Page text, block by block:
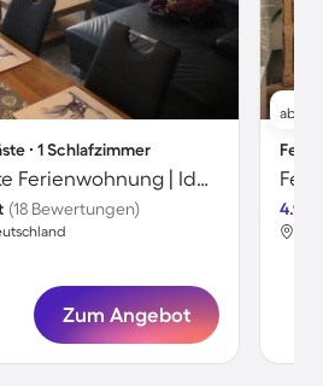
∙ 1 Schlafzimmer
Familienorientierte Ferienwohnung | Ideal für Homeoffice
(18 Bewertungen)
Zum Angebot
ab
4.9